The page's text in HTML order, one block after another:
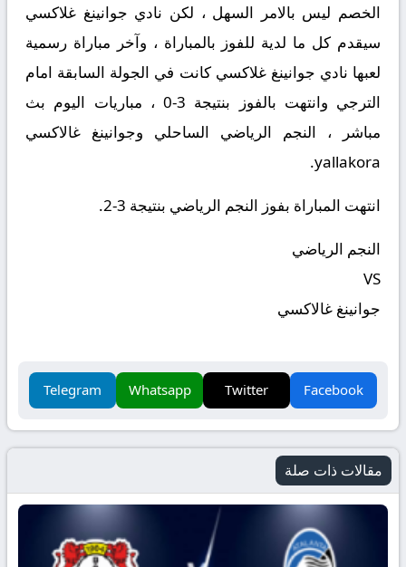
الخصم ليس بالامر السهل ، لكن نادي جوانينغ غلاكسي
سيقدم كل ما لدية للفوز بالمباراة ، وآخر مباراة رسمية
لعبها نادي جوانينغ غلاكسي كانت في الجولة السابقة امام
الترجي وانتهت بالفوز بنتيجة 3-0 ، مباريات اليوم بث
مباشر ، النجم الرياضي الساحلي وجوانينغ غالاكسي
yallakora.
انتهت المباراة بفوز النجم الرياضي بنتيجة 3-2.
النجم الرياضي
VS
جوانينغ غالاكسي
Facebook
Twitter
Whatsapp
Telegram
مقالات ذات صلة